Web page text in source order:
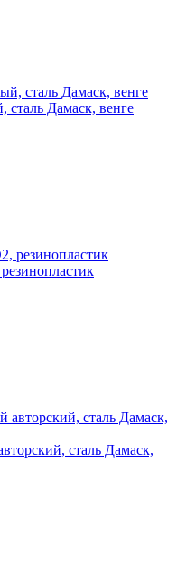
Дамаск, венге
сталь Дамаск,